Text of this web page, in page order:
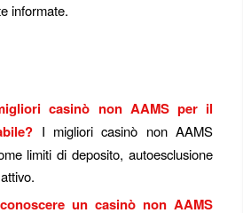
informate.
casinò non AAMS per il
I migliori casinò non AAMS
limiti di deposito, autoesclusione
un casinò non AAMS